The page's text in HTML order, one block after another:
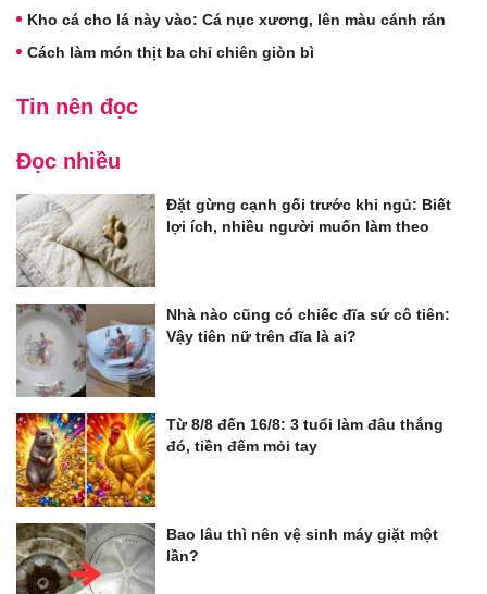
Kho cá cho lá này vào: Cá nục xương, lên màu cánh rán
Cách làm món thịt ba chỉ chiên giòn bì
Tin nên đọc
Đọc nhiều
Đặt gừng cạnh gối trước khi ngủ: Biết
lợi ích, nhiều người muốn làm theo
Nhà nào cũng có chiếc đĩa sứ cô tiên:
Vậy tiên nữ trên đĩa là ai?
Từ 8/8 đến 16/8: 3 tuổi làm đâu thắng
đó, tiền đếm mỏi tay
Bao lâu thì nên vệ sinh máy giặt một
lần?